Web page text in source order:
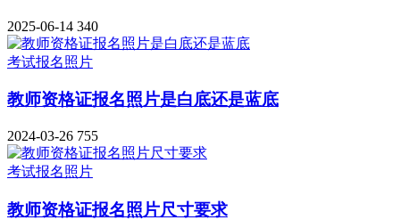
2025-06-14 340
考试报名照片
教师资格证报名照片是白底还是蓝底
2024-03-26 755
考试报名照片
教师资格证报名照片尺寸要求